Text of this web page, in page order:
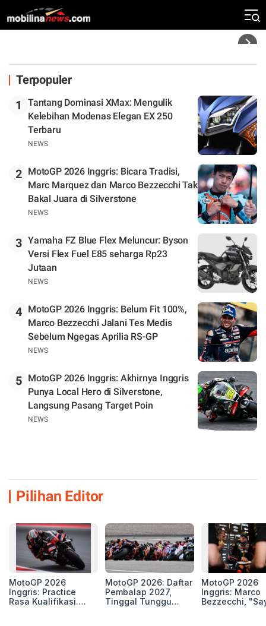
Rekor Kecepatan Silverstone!
Terpopuler
1
Tantang Dominasi XMax: Mengulik
Kelebihan Modenas Elegan EX 250
Terbaru
NEWS
2
MotoGP 2026 Inggris: Bicara Tradisi,
Marc Marquez dan Marco Bezzecchi Tak
Bakal Juara di Silverstone
NEWS
3 Yamaha FZ Blue Flex Meluncur: Byson
Versi Flex Fuel E85 seharga Rp23
Jutaan
NEWS
4
MotoGP 2026 Inggris: Belum Fit 100%,
Marco Bezzecchi Jalani Tes Medis
Sebelum Ngegas Aprilia RS-GP
NEWS
5
MotoGP 2026 Inggris: Akhirnya Inggris
Punya Local Hero di Silverstone,
Langsung Pasang Target Poin
NEWS
Pilihan Editor
MotoGP 2026
Inggris: Practice
Rasa Kualifikasi.
MotoGP 2026: Daftar
Pembalap 2027,
Tinggal Tunggu
MotoGP 2026
Inggris: Marco
Bezzecchi,